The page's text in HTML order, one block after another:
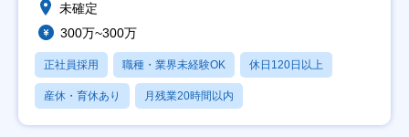
未確定
300万~300万
正社員採用 職種・業界未経験OK 休日120日以上
産休・育休あり 月残業20時間以内